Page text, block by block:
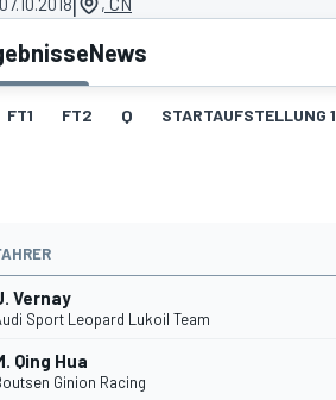
News
FT1 FT2 Q STARTAUFSTELLUNG 1
Vernay
Sport Leopard Lukoil Team
Qing Hua
Ginion Racing